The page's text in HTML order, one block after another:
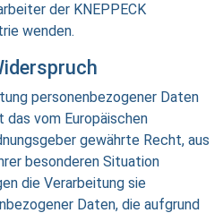
der KNEPPECK
wenden.
personenbezogener Daten
vom Europäischen
gewährte Recht, aus
besonderen Situation
die Verarbeitung sie
Daten, die aufgrund